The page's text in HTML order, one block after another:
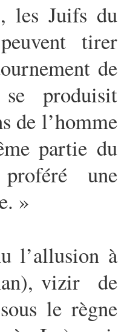
les Juifs du
tirer
de
produisit
de l’homme
partie du
une
»
l’allusion à
vizir de
le règne